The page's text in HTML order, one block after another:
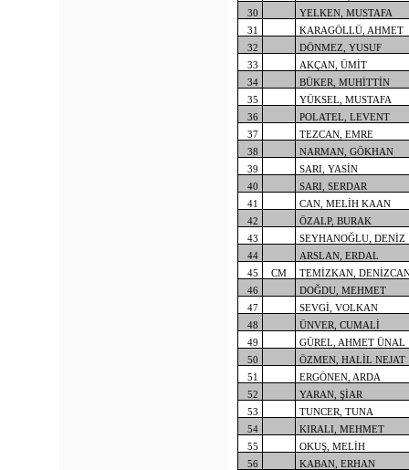
30
YELKEN, MUSTAFA
31
KARAGÖLLÜ, AHMET
32
DÖNMEZ, YUSUF
33
AKÇAN, ÜMİT
34
BÜKER, MUHİTTİN
35
YÜKSEL, MUSTAFA
36
POLATEL, LEVENT
37
TEZCAN, EMRE
38
NARMAN, GÖKHAN
39
SARI, YASİN
40
SARI, SERDAR
41
CAN, MELİH KAAN
42
ÖZALP, BURAK
43
SEYHANOĞLU, DENİZ
44
ARSLAN, ERDAL
45
CM
TEMİZKAN,
46
DOĞDU, MEHMET
47
SEVGİ, VOLKAN
48
ÜNVER, CUMALİ
49
GÜREL, AHMET ÜNAL
50
ÖZMEN, HALİL NEJAT
51
ERGÖNEN, ARDA
52
YARAN, ŞİAR
53
TUNCER, TUNA
54
KIRALI, MEHMET
55
OKUŞ, MELİH
56
KABAN, ERHAN